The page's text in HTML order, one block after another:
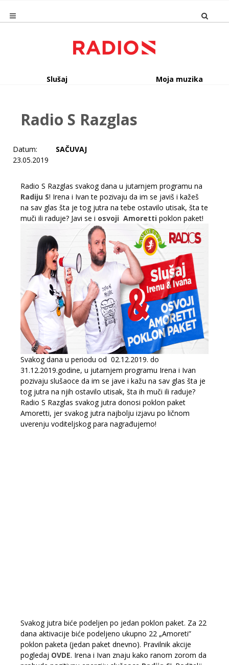
Slušaj Moja muzika
Radio S Razglas
Datum:
23.05.2019
SAČUVAJ
Radio S Razglas svakog dana u jutarnjem programu na
Radiju S! Irena i Ivan te pozivaju da im se javiš i kažeš
na sav glas šta je tog jutra na tebe ostavilo utisak, šta te
muči ili raduje? Javi se i osvoji Amoretti poklon paket!
Svakog dana u periodu od 02.12.2019. do
31.12.2019.godine, u jutarnjem programu Irena i Ivan
pozivaju slušaoce da im se jave i kažu na sav glas šta je
tog jutra na njih ostavilo utisak, šta ih muči ili raduje?
Radio S Razglas svakog jutra donosi poklon paket
Amoretti, jer svakog jutra najbolju izjavu po ličnom
uverenju voditeljskog para nagrađujemo!
Svakog jutra biće podeljen po jedan poklon paket. Za 22
dana aktivacije biće podeljeno ukupno 22 „Amoreti”
poklon paketa (jedan paket dnevno). Pravilnik akcije
pogledaj OVDE. Irena i Ivan znaju kako ranom zorom da